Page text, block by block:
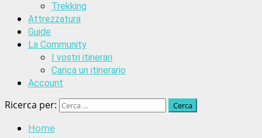
Trekking
Attrezzatura
Guide
La Community
I vostri itinerari
Carica un itinerario
Account
Ricerca per:
Home